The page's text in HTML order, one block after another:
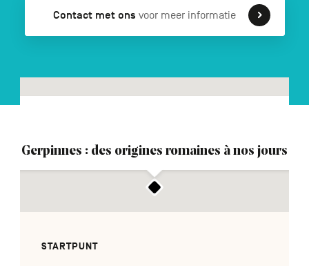
Contact met ons voor meer informatie
Gerpinnes : des origines romaines à nos jours
STARTPUNT